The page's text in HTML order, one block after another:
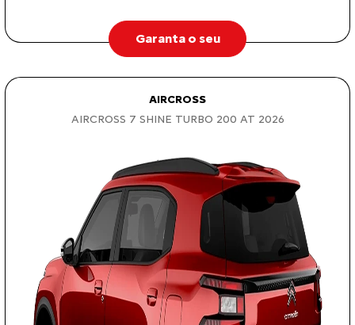
Garanta o seu
AIRCROSS
AIRCROSS 7 SHINE TURBO 200 AT 2026